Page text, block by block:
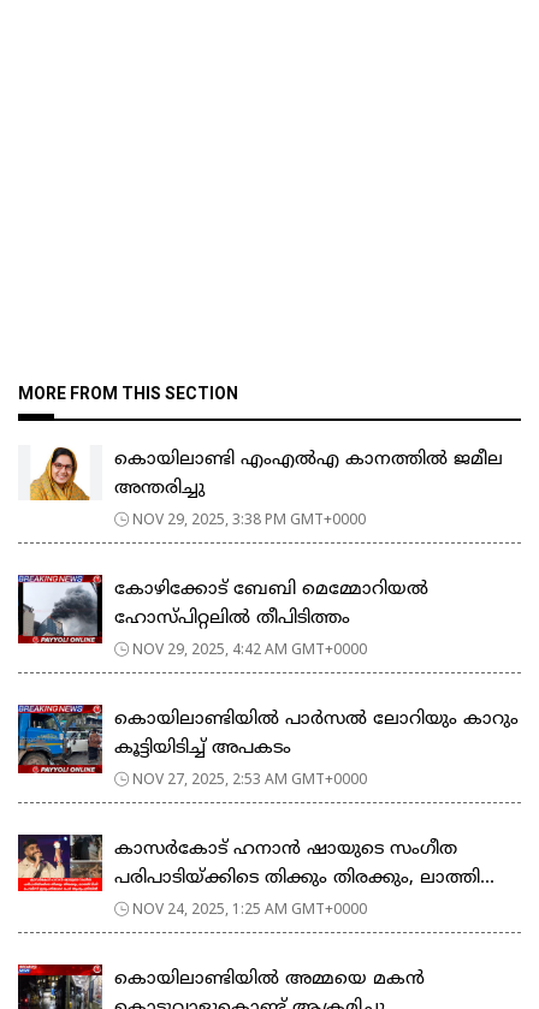
MORE FROM THIS SECTION
കൊയിലാണ്ടി എംഎൽഎ കാനത്തിൽ ജമീല
അന്തരിച്ചു
NOV 29, 2025, 3:38 PM GMT+0000
കോഴിക്കോട് ബേബി മെമ്മോറിയൽ
ഹോസ്പിറ്റലിൽ തീപിടിത്തം
NOV 29, 2025, 4:42 AM GMT+0000
കൊയിലാണ്ടിയിൽ പാർസൽ ലോറിയും കാറും
കൂട്ടിയിടിച്ച് അപകടം
NOV 27, 2025, 2:53 AM GMT+0000
കാസർകോട് ഹനാൻ ഷായുടെ സംഗീത
പരിപാടിയ്ക്കിടെ തിക്കും തിരക്കും, ലാത്തി...
NOV 24, 2025, 1:25 AM GMT+0000
കൊയിലാണ്ടിയിൽ അമ്മയെ മകൻ